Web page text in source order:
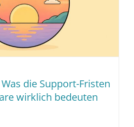
Was die Support-Fristen
wirklich bedeuten